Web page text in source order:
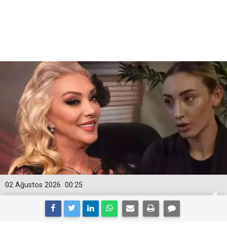
00:25
02 Ağustos 2026